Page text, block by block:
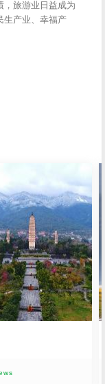
，旅游业日益成为
生产业、幸福产